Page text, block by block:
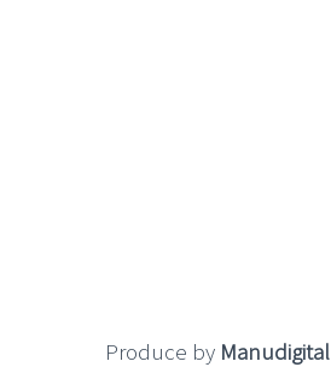
Produce by Manudigital